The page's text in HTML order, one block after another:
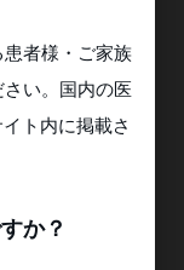
者様・ご家族
い。国内の医
ト内に掲載さ
か？
signal) が
角度センサ、足底
報と、装着者の皮
生体電位信号の情
肢関節動作をアシ